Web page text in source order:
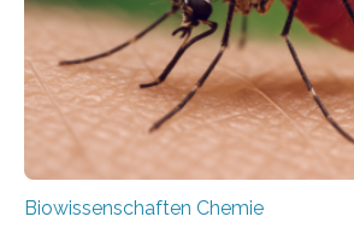
dieser Gruppe bilden aus Zellfäden
mit scheibenförmiger Gestalt. Was
nächsten…
Biowissenschaften Chemie